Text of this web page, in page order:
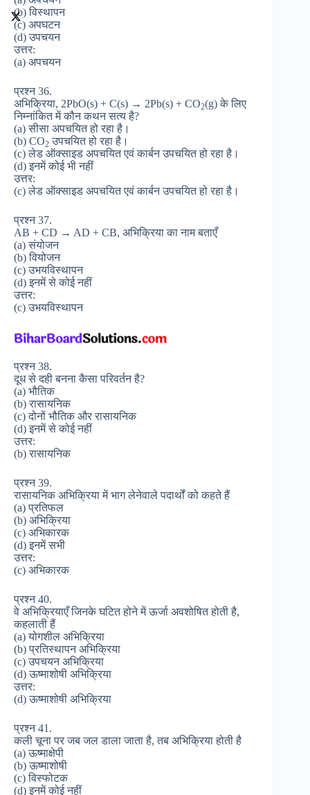
(b) विस्थापन
(c) अपघटन
(d) उपचयन
उत्तर:
(a) अपचयन
प्रश्न 36.
अभिक्रिया, 2PbO(s) + C(s) → 2Pb(s) + CO2(g) के लिए
निम्नांकित में कौन कथन सत्य है?
(a) सीसा अपचयित हो रहा है।
(b) CO2 उपचयित हो रहा है।
(c) लेड ऑक्साइड अपचयित एवं कार्बन उपचयित हो रहा है।
(d) इनमें कोई भी नहीं
उत्तर:
(c) लेड ऑक्साइड अपचयित एवं कार्बन उपचयित हो रहा है।
प्रश्न 37.
AB + CD → AD + CB, अभिक्रिया का नाम बताएँ
(a) संयोजन
(b) वियोजन
(c) उभयविस्थापन
(d) इनमें से कोई नहीं
उत्तर:
(c) उभयविस्थापन
प्रश्न 38.
दूध से दही बनना कैसा परिवर्तन है?
(a) भौतिक
(b) रासायनिक
(c) दोनों भौतिक और रासायनिक
(d) इनमें से कोई नहीं
उत्तर:
(b) रासायनिक
प्रश्न 39.
रासायनिक अभिक्रिया में भाग लेनेवाले पदार्थों को कहते हैं
(a) प्रतिफल
(b) अभिक्रिया
(c) अभिकारक
(d) इनमें सभी
उत्तर:
(c) अभिकारक
प्रश्न 40.
वे अभिक्रियाएँ जिनके घटित होने में ऊर्जा अवशोषित होती है,
कहलाती हैं
(a) योगशील अभिक्रिया
(b) प्रतिस्थापन अभिक्रिया
(c) उपचयन अभिक्रिया
(d) ऊष्माशोषी अभिक्रिया
उत्तर:
(d) ऊष्माशोषी अभिक्रिया
प्रश्न 41.
कली चूना पर जब जल डाला जाता है, तब अभिक्रिया होती है
(a) ऊष्माक्षेपी
(b) ऊष्माशोषी
(c) विस्फोटक
(d) इनमें कोई नहीं